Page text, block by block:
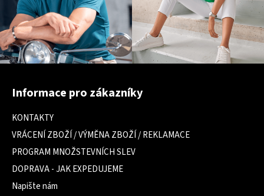
Z
Informace pro zákazníky
KONTAKTY
VRÁCENÍ ZBOŽÍ / VÝMĚNA ZBOŽÍ / REKLAMACE
PROGRAM MNOŽSTEVNÍCH SLEV
DOPRAVA - JAK EXPEDUJEME
Napište nám